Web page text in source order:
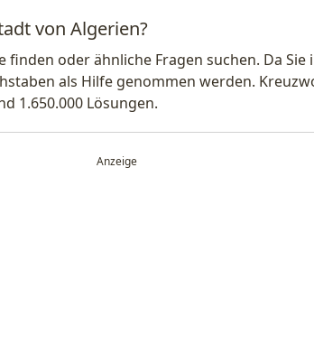
von Algerien?
oder ähnliche Fragen suchen. Da
als Hilfe genommen werden.
1.650.000 Lösungen.